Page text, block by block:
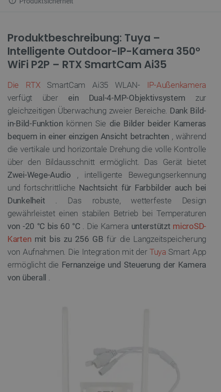
Produktbeschreibung: Tuya –
Intelligente Outdoor-IP-Kamera 350°
WiFi P2P – RTX SmartCam Ai35
Die RTXSmartCam Ai35 WLAN- IP-Außenkamera
verfügt über ein Dual-4-MP-Objektivsystem zur
gleichzeitigen Überwachung zweier Bereiche. Dank Bild-
in-Bild-Funktion können Sie die Bilder beider Kameras
bequem in einer einzigen Ansicht betrachten , während
die vertikale und horizontale Drehung die volle Kontrolle
über den Bildausschnitt ermöglicht. Das Gerät bietet
Zwei-Wege-Audio , intelligente Bewegungserkennung
und fortschrittliche Nachtsicht für Farbbilder auch bei
Dunkelheit . Das robuste, wetterfeste Design
gewährleistet einen stabilen Betrieb bei Temperaturen
von -20 °C bis 60 °C . Die Kamera unterstützt microSD-
Karten mit bis zu 256 GB für die Langzeitspeicherung
von Aufnahmen. Die Integration mit der Tuya Smart App
ermöglicht die Fernanzeige und Steuerung der Kamera
von überall